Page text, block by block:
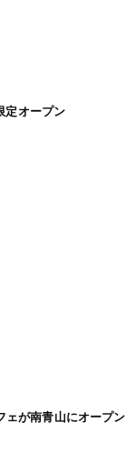
定オープン
ェが南青山にオープン